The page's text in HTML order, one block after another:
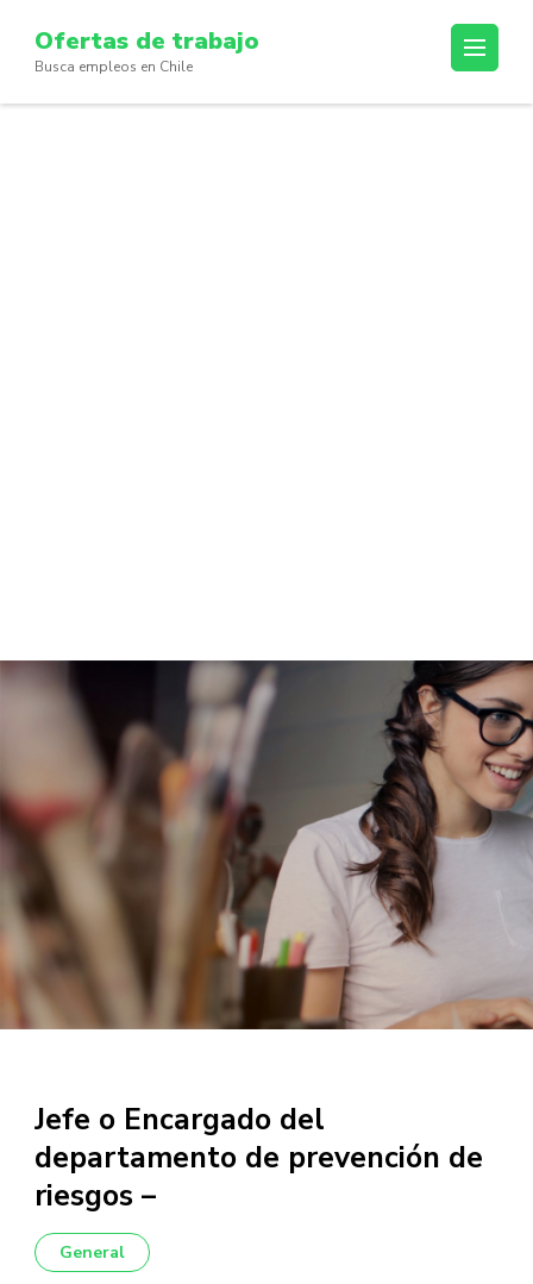
content
(Press
Ofertas de trabajo
Busca empleos en Chile
Jefe o Encargado del
departamento de prevención de
riesgos –
General